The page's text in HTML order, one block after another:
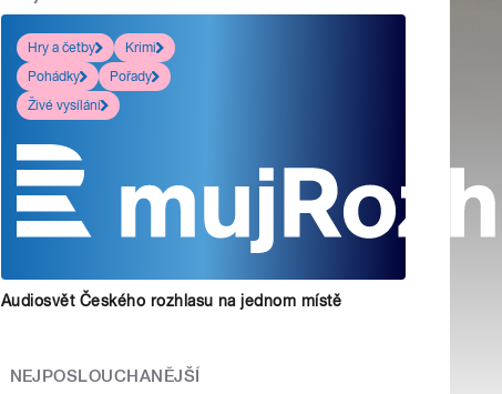
Hry a četby
Krimi
Pohádky
Pořady
Živé vysílání
Audiosvět Českého rozhlasu na jednom místě
NEJPOSLOUCHANĚJŠÍ